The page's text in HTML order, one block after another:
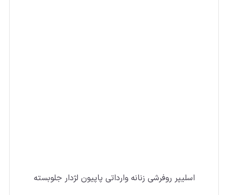
اسلیپر روفرشی زنانه وارداتی پاپیون لژدار جلوبسته